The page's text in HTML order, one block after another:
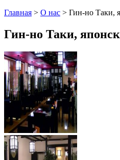
Главная > О нас > Гин-но Таки,
Гин-но Таки,